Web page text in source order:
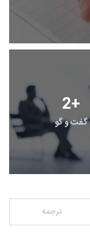
2+
گفت و گو
ترجمه